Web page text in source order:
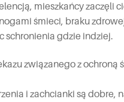
mieszkańcy zaczęli
śmieci, braku
schronienia gdzie indziej.
związanego z ochroną
i zachcianki są dobre,